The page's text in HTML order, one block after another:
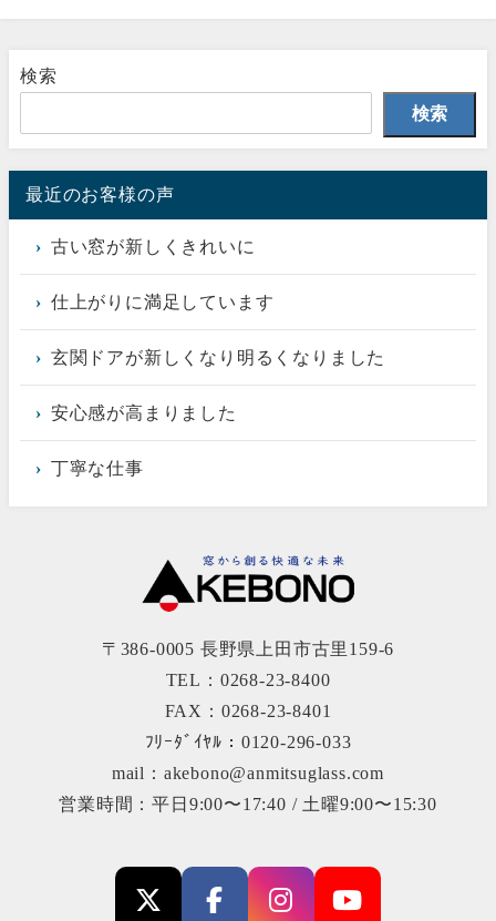
検索
検索
最近のお客様の声
古い窓が新しくきれいに
仕上がりに満足しています
玄関ドアが新しくなり明るくなりました
安心感が高まりました
丁寧な仕事
〒386-0005 長野県上田市古里159-6
TEL：0268-23-8400
FAX：0268-23-8401
ﾌﾘｰﾀﾞｲﾔﾙ：0120-296-033
mail：akebono@anmitsuglass.com
営業時間：平日9:00〜17:40 / 土曜9:00〜15:30